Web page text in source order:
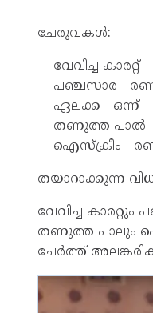
ചേരുവകൾ:
വേവിച്ച കാരറ്റ്
പഞ്ചസാര -
ഏലക്ക - ഒന്ന്​
തണുത്ത പാൽ -
ഐസ്ക്രീം -
തയാറാക്കുന്ന
വേവിച്ച
തണുത്ത പാലും
ചേർത്ത്